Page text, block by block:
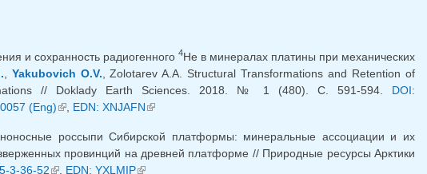
и сохранность радиогенного 4Нe в минералах платины при механических
Yakubovich O.V. , Zolotarev A.A. Structural Transformations and Retention of
// Doklady Earth Sciences. 2018. № 1 (480). C. 591-594. DOI:
(Eng)(внешняя ссылка)
, EDN: XNJAFN(внешняя ссылка)
россыпи Сибирской платформы: минеральные ассоциации и их
провинций на древней платформе // Природные ресурсы Арктики
3-36-52(внешняя ссылка)
, EDN: YXLMIP(внешняя ссылка)